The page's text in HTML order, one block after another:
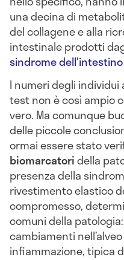
una decina di
del collagene e alla
intestinale prodotti
sindrome
I numeri degli
test non è così ampio
vero. Ma comunque
delle piccole
ormai essere stato
biomarcatoridella
presenza della
rivestimento elastico
compromesso,
comuni della
cambiamenti
infiammazione, tipica